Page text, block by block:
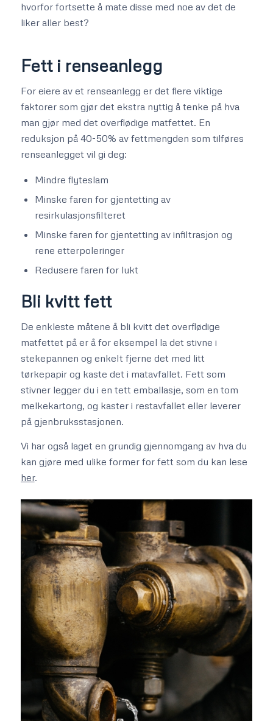
hvorfor fortsette å mate disse med noe av det de
liker aller best?
Fett i renseanlegg
For eiere av et renseanlegg er det flere viktige
faktorer som gjør det ekstra nyttig å tenke på hva
man gjør med det overflødige matfettet. En
reduksjon på 40-50% av fettmengden som tilføres
renseanlegget vil gi deg:
Mindre flyteslam
Minske faren for gjentetting av
resirkulasjonsfilteret
Minske faren for gjentetting av infiltrasjon og
rene etterpoleringer
Redusere faren for lukt
Bli kvitt fett
De enkleste måtene å bli kvitt det overflødige
matfettet på er å for eksempel la det stivne i
stekepannen og enkelt fjerne det med litt
tørkepapir og kaste det i matavfallet. Fett som
stivner legger du i en tett emballasje, som en tom
melkekartong, og kaster i restavfallet eller leverer
på gjenbruksstasjonen.
Vi har også laget en grundig gjennomgang av hva du
kan gjøre med ulike former for fett som du kan lese
her.